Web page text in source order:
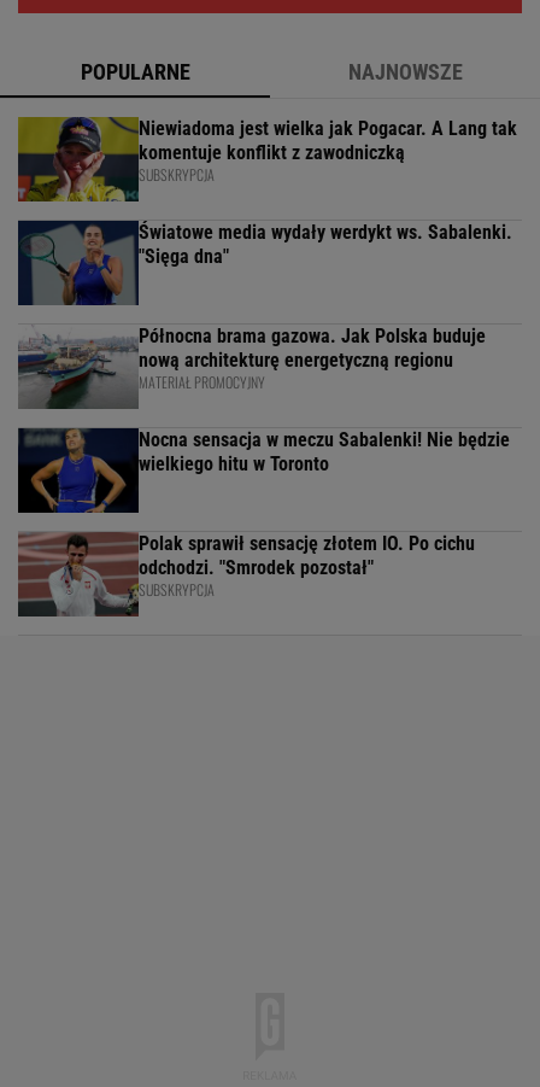
POPULARNE NAJNOWSZE
Niewiadoma jest wielka jak Pogacar. A Lang tak
komentuje konflikt z zawodniczką
SUBSKRYPCJA
Światowe media wydały werdykt ws. Sabalenki.
"Sięga dna"
Północna brama gazowa. Jak Polska buduje
nową architekturę energetyczną regionu
MATERIAŁ PROMOCYJNY
Nocna sensacja w meczu Sabalenki! Nie będzie
wielkiego hitu w Toronto
Polak sprawił sensację złotem IO. Po cichu
odchodzi. "Smrodek pozostał"
SUBSKRYPCJA